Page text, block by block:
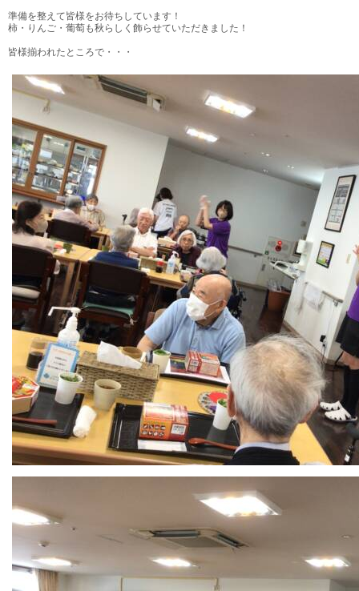
準備を整えて皆様をお待ちしています！
柿・りんご・葡萄も秋らしく飾らせていただきました！
皆様揃われたところで・・・